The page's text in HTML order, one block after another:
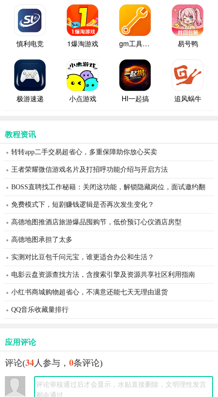
慎利电竞 1爆淘游戏 gm工具箱助手 易号鸭
极游速递 小点游戏 HI一起搞 追风蜗牛
教程资讯
转转app二手交易超省心，多重保障助你放心买卖
王者荣耀微信游戏名片及打招呼功能介绍与开启方法
BOSS直聘找工作秘籍：关闭这功能，解锁隐藏岗位，面试邀约翻
倍
免费模式下，短剧赚钱逻辑是否再次发生变化？
高德地图推酒店旅游爆品囤购节，低价预订心仪酒店房型
高德地图承担了太多
实测对比豆包千问元宝，谁更适合办公和生活？
电影云盘资源查找方法，含搜索引擎及资源共享社区利用指南
小红书商城购物超省心，不满意还能七天无理由退货
QQ音乐收藏量排行
应用评论
评论(34人参与， 0条评论)